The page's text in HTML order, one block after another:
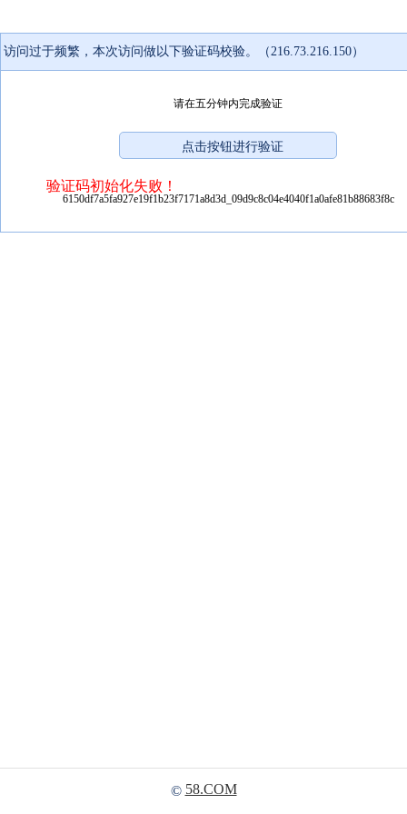
访问过于频繁，本次访问做以下验证码校验。（216.73.216.150）
请在五分钟内完成验证
验证码初始化失败！
6150df7a5fa927e19f1b23f7171a8d3d_09d9c8c04e4040f1a0afe81b88683f8c
© 58.COM